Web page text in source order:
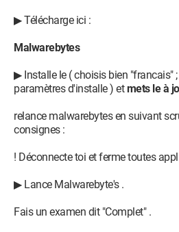
▶ Télécharge ici :
Malwarebytes
▶ Installe le ( choisis bien "francais"
paramètres d'installe ) etmets le à
relance malwarebytes en suivant
consignes :
! Déconnecte toi et ferme toutes
▶ Lance Malwarebyte's .
Fais un examen dit "Complet" .